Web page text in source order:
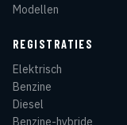
Modellen
REGISTRATIES
Elektrisch
Benzine
Diesel
Benzine-hybride